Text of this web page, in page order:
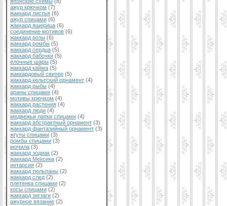
ажур крючком (7)
жаккард листья (6)
ажур спицами (6)
жаккард ящерица (6)
соединение мотивов (6)
жаккард розы (6)
жаккард ромбы (5)
жаккард сердца (5)
жаккард бабочки (5)
ёлочные шары (5)
жаккард кайма (5)
жаккардовый свитер (5)
жаккард кельтский орнамент (4)
жаккард рыбы (4)
араны спицами (4)
мотивы крючком (4)
жаккард растения (4)
жаккард люди (4)
медвежьи лапки спицами (4)
жаккард абстрактный орнамент (3)
жаккард фантазийный орнамент (3)
жгуты спицами (3)
ромбы спицами (3)
мочила (3)
жаккард зодиак (2)
жаккард Мексика (2)
интарсия (2)
жаккард тюльпаны (2)
жаккард след (2)
плетенка спицами (2)
косы спицами (2)
жаккард зигзаги (2)
ажурное вязание (2)